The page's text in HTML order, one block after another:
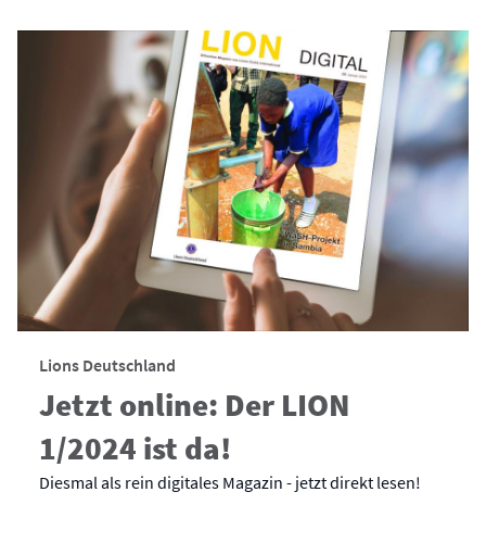
Lions Deutschland
Jetzt online: Der LION
1/2024 ist da!
Diesmal als rein digitales Magazin - jetzt direkt lesen!